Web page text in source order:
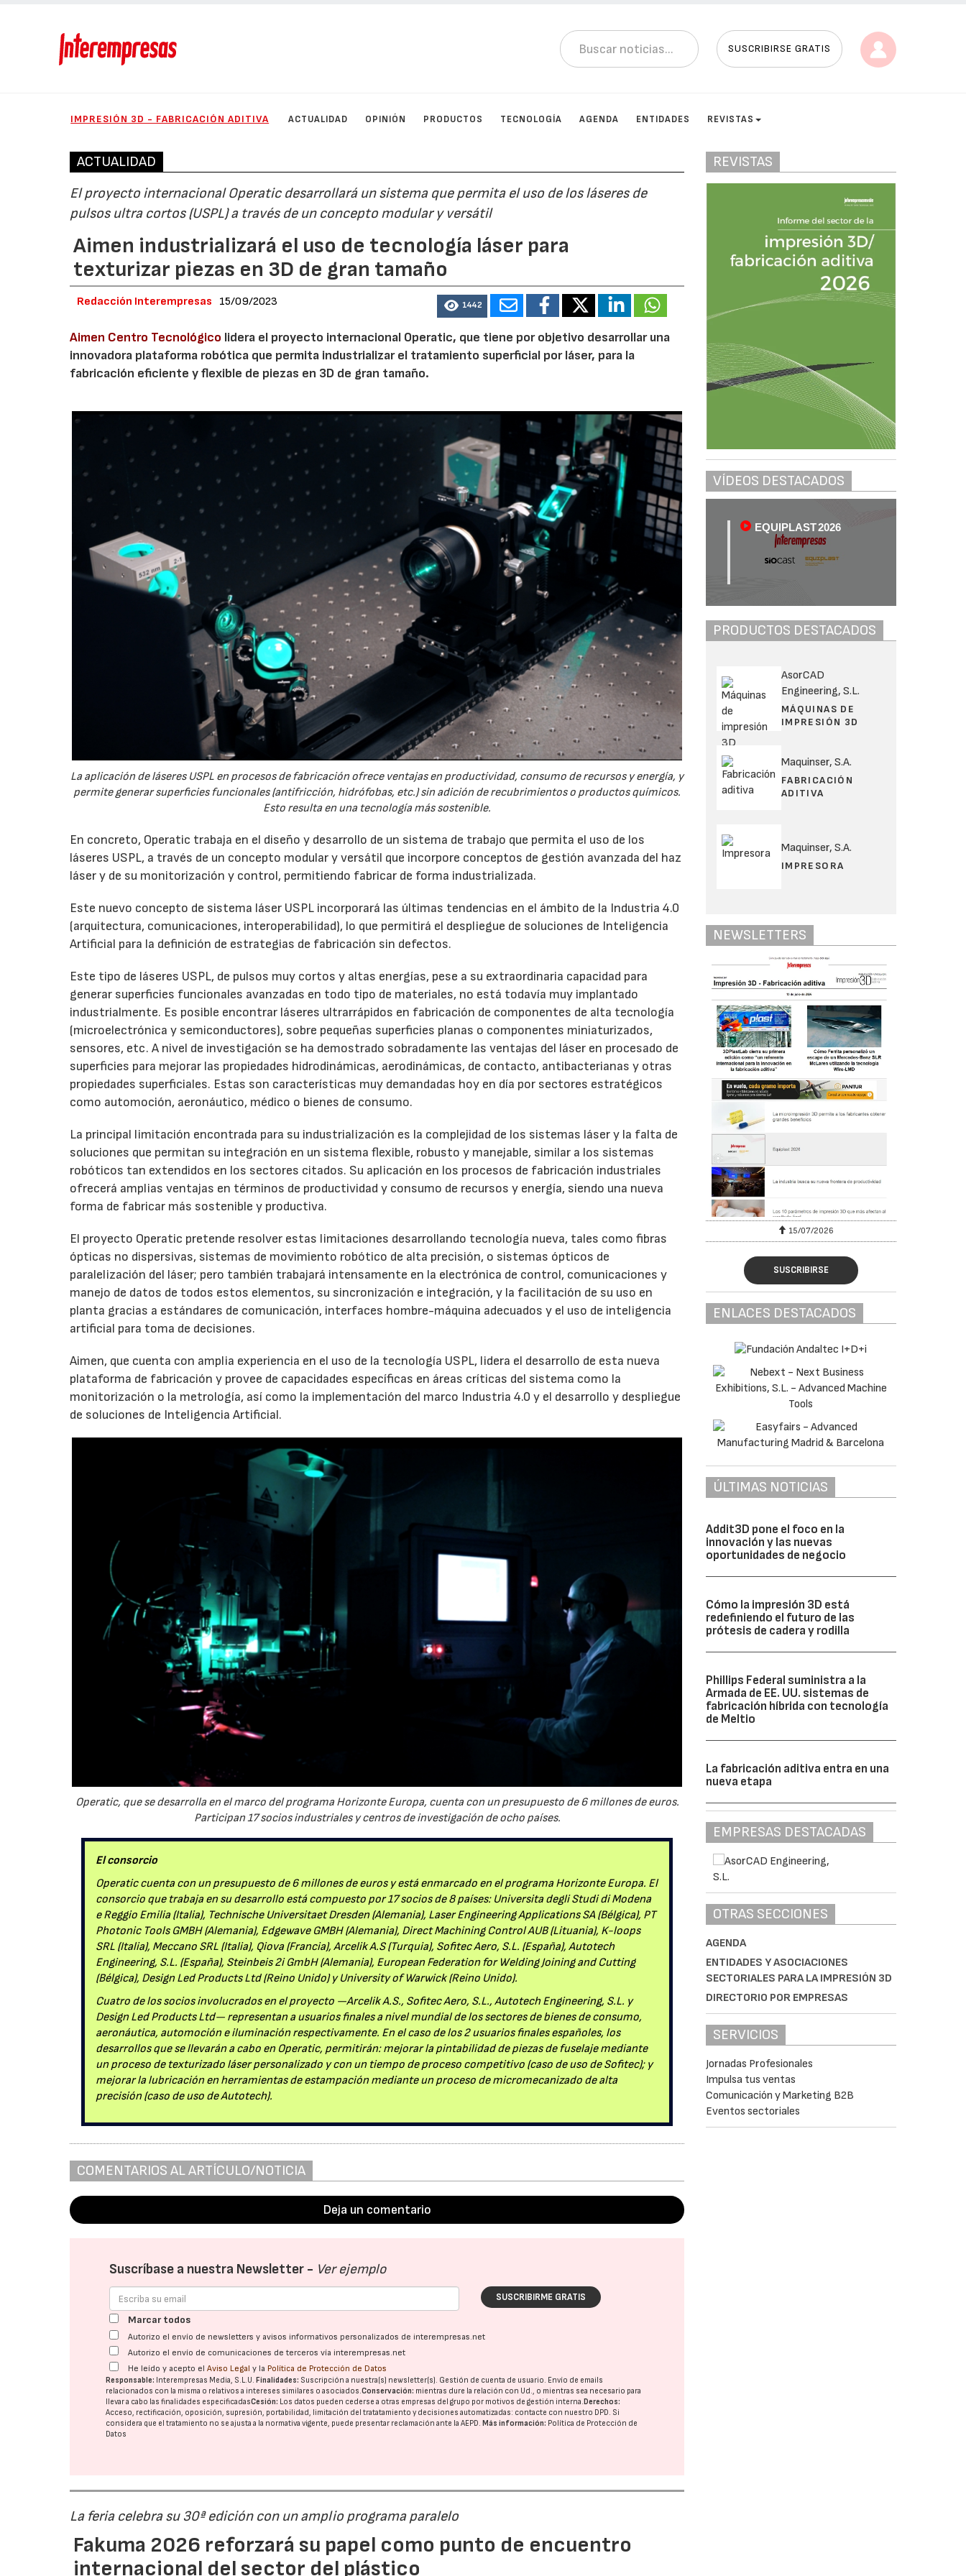
SUSCRIBIRSE GRATIS
IMPRESIÓN 3D - FABRICACIÓN ADITIVA ACTUALIDAD OPINIÓN PRODUCTOS TECNOLOGÍA AGENDA ENTIDADES REVISTAS
ACTUALIDAD
El proyecto internacional Operatic desarrollará un sistema que permita el uso de los láseres de
pulsos ultra cortos (USPL) a través de un concepto modular y versátil
Aimen industrializará el uso de tecnología láser para
texturizar piezas en 3D de gran tamaño
Redacción Interempresas 15/09/2023 1442
Aimen Centro Tecnológico lidera el proyecto internacional Operatic, que tiene por objetivo desarrollar una
innovadora plataforma robótica que permita industrializar el tratamiento superficial por láser, para la
fabricación eficiente y flexible de piezas en 3D de gran tamaño.
La aplicación de láseres USPL en procesos de fabricación ofrece ventajas en productividad, consumo de recursos y energía, y
permite generar superficies funcionales (antifricción, hidrófobas, etc.) sin adición de recubrimientos o productos químicos.
Esto resulta en una tecnología más sostenible.
En concreto, Operatic trabaja en el diseño y desarrollo de un sistema de trabajo que permita el uso de los
láseres USPL, a través de un concepto modular y versátil que incorpore conceptos de gestión avanzada del haz
láser y de su monitorización y control, permitiendo fabricar de forma industrializada.
Este nuevo concepto de sistema láser USPL incorporará las últimas tendencias en el ámbito de la Industria 4.0
(arquitectura, comunicaciones, interoperabilidad), lo que permitirá el despliegue de soluciones de Inteligencia
Artificial para la definición de estrategias de fabricación sin defectos.
Este tipo de láseres USPL, de pulsos muy cortos y altas energías, pese a su extraordinaria capacidad para
generar superficies funcionales avanzadas en todo tipo de materiales, no está todavía muy implantado
industrialmente. Es posible encontrar láseres ultrarrápidos en fabricación de componentes de alta tecnología
(microelectrónica y semiconductores), sobre pequeñas superficies planas o componentes miniaturizados,
sensores, etc. A nivel de investigación se ha demostrado sobradamente las ventajas del láser en procesado de
superficies para mejorar las propiedades hidrodinámicas, aerodinámicas, de contacto, antibacterianas y otras
propiedades superficiales. Estas son características muy demandadas hoy en día por sectores estratégicos
como automoción, aeronáutico, médico o bienes de consumo.
La principal limitación encontrada para su industrialización es la complejidad de los sistemas láser y la falta de
soluciones que permitan su integración en un sistema flexible, robusto y manejable, similar a los sistemas
robóticos tan extendidos en los sectores citados. Su aplicación en los procesos de fabricación industriales
ofrecerá amplias ventajas en términos de productividad y consumo de recursos y energía, siendo una nueva
forma de fabricar más sostenible y productiva.
El proyecto Operatic pretende resolver estas limitaciones desarrollando tecnología nueva, tales como fibras
ópticas no dispersivas, sistemas de movimiento robótico de alta precisión, o sistemas ópticos de
paralelización del láser; pero también trabajará intensamente en la electrónica de control, comunicaciones y
manejo de datos de todos estos elementos, su sincronización e integración, y la facilitación de su uso en
planta gracias a estándares de comunicación, interfaces hombre-máquina adecuados y el uso de inteligencia
artificial para toma de decisiones.
Aimen, que cuenta con amplia experiencia en el uso de la tecnología USPL, lidera el desarrollo de esta nueva
plataforma de fabricación y provee de capacidades específicas en áreas críticas del sistema como la
monitorización o la metrología, así como la implementación del marco Industria 4.0 y el desarrollo y despliegue
de soluciones de Inteligencia Artificial.
Operatic, que se desarrolla en el marco del programa Horizonte Europa, cuenta con un presupuesto de 6 millones de euros.
Participan 17 socios industriales y centros de investigación de ocho países.
El consorcio
Operatic cuenta con un presupuesto de 6 millones de euros y está enmarcado en el programa Horizonte Europa. El
consorcio que trabaja en su desarrollo está compuesto por 17 socios de 8 países: Universita degli Studi di Modena
e Reggio Emilia (Italia), Technische Universitaet Dresden (Alemania), Laser Engineering Applications SA (Bélgica), PT
Photonic Tools GMBH (Alemania), Edgewave GMBH (Alemania), Direct Machining Control AUB (Lituania), K-loops
SRL (Italia), Meccano SRL (Italia), Qiova (Francia), Arcelik A.S (Turquia), Sofitec Aero, S.L. (España), Autotech
Engineering, S.L. (España), Steinbeis 2i GmbH (Alemania), European Federation for Welding Joining and Cutting
(Bélgica), Design Led Products Ltd (Reino Unido) y University of Warwick (Reino Unido).
Cuatro de los socios involucrados en el proyecto —Arcelik A.S., Sofitec Aero, S.L., Autotech Engineering, S.L. y
Design Led Products Ltd— representan a usuarios finales a nivel mundial de los sectores de bienes de consumo,
aeronáutica, automoción e iluminación respectivamente. En el caso de los 2 usuarios finales españoles, los
desarrollos que se llevarán a cabo en Operatic, permitirán: mejorar la pintabilidad de piezas de fuselaje mediante
un proceso de texturizado láser personalizado y con un tiempo de proceso competitivo (caso de uso de Sofitec); y
mejorar la lubricación en herramientas de estampación mediante un proceso de micromecanizado de alta
precisión (caso de uso de Autotech).
COMENTARIOS AL ARTÍCULO/NOTICIA
Deja un comentario
Suscríbase a nuestra Newsletter - Ver ejemplo
SUSCRIBIRME GRATIS
Marcar todos
Autorizo el envío de newsletters y avisos informativos personalizados de interempresas.net
Autorizo el envío de comunicaciones de terceros vía interempresas.net
He leído y acepto elAviso Legal y la Política de Protección de Datos
Responsable: Interempresas Media, S.L.U.Finalidades: Suscripción a nuestra(s) newsletter(s). Gestión de cuenta de usuario. Envío de emails
relacionados con la misma o relativos a intereses similares o asociados.Conservación: mientras dure la relación con Ud., o mientras sea necesario para
llevar a cabo las finalidades especificadasCesión: Los datos pueden cederse a otras empresas del grupo por motivos de gestión interna.Derechos:
Acceso, rectificación, oposición, supresión, portabilidad, limitación del tratatamiento y decisiones automatizadas: contacte con nuestro DPD. Si
considera que el tratamiento no se ajusta a la normativa vigente, puede presentar reclamación ante laAEPD.Más información: Política de Protección de
Datos
La feria celebra su 30ª edición con un amplio programa paralelo
Fakuma 2026 reforzará su papel como punto de encuentro
internacional del sector del plástico
REVISTAS
VÍDEOS DESTACADOS
EQUIPLAST 2026
PRODUCTOS DESTACADOS
AsorCAD
Engineering, S.L.
MÁQUINAS DE
IMPRESIÓN 3D
Maquinser, S.A.
FABRICACIÓN
ADITIVA
Maquinser, S.A.
IMPRESORA
NEWSLETTERS
29/07/2026 15/07/2026
SUSCRIBIRSE
ENLACES DESTACADOS
ÚLTIMAS NOTICIAS
Addit3D pone el foco en la
innovación y las nuevas
oportunidades de negocio
Cómo la impresión 3D está
redefiniendo el futuro de las
prótesis de cadera y rodilla
Phillips Federal suministra a la
Armada de EE. UU. sistemas de
fabricación híbrida con tecnología
de Meltio
La fabricación aditiva entra en una
nueva etapa
EMPRESAS DESTACADAS
OTRAS SECCIONES
AGENDA
ENTIDADES Y ASOCIACIONES
SECTORIALES PARA LA IMPRESIÓN 3D
DIRECTORIO POR EMPRESAS
SERVICIOS
Jornadas Profesionales
Impulsa tus ventas
Comunicación y Marketing B2B
Eventos sectoriales